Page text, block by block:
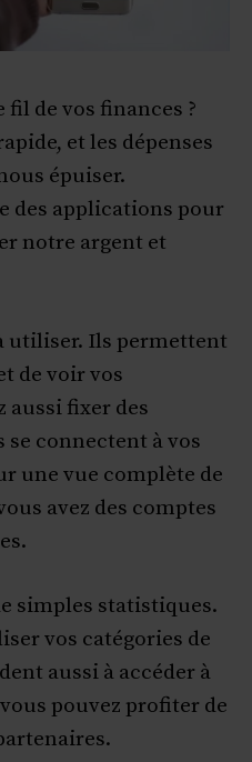
fil de vos finances ?
et les dépenses
épuiser.
des applications pour
notre argent et
utiliser. Ils permettent
de voir vos
aussi fixer des
se connectent à vos
une vue complète de
avez des comptes
simples statistiques.
vos catégories de
aussi à accéder à
pouvez profiter de